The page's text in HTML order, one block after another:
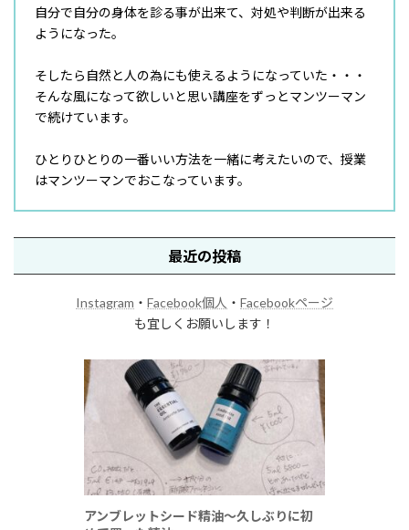
自分で自分の身体を診る事が出来て、対処や判断が出来る
ようになった。
そしたら自然と人の為にも使えるようになっていた・・・
そんな風になって欲しいと思い講座をずっとマンツーマン
で続けています。
ひとりひとりの一番いい方法を一緒に考えたいので、授業
はマンツーマンでおこなっています。
最近の投稿
Instagram ・ Facebook個人 ・ Facebookページ
も宜しくお願いします！
アンブレットシード精油～久しぶりに初